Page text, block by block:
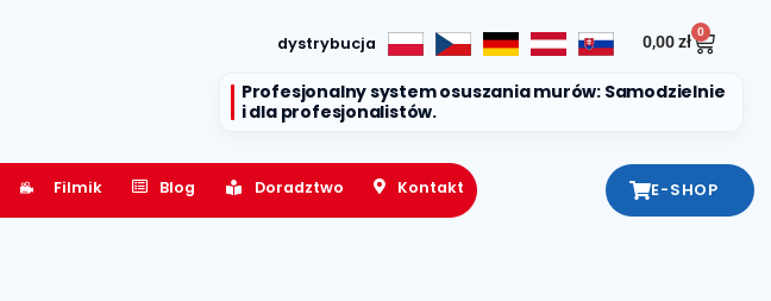
dystrybucja 0,00zł
0
Profesjonalny system osuszania murów: Samodzielnie
i dla profesjonalistów.
Filmik Blog Doradztwo Kontakt E-SHOP